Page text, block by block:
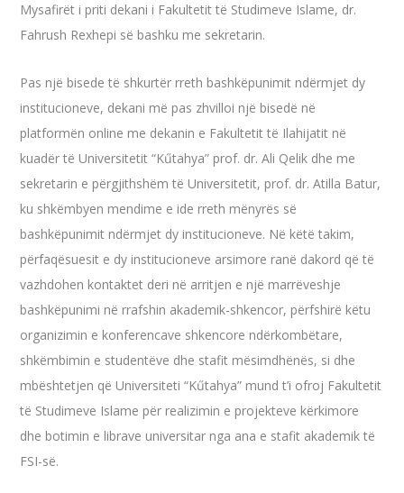
Mysafirët i priti dekani i Fakultetit të Studimeve Islame, dr.
Fahrush Rexhepi së bashku me sekretarin.
Pas një bisede të shkurtër rreth bashkëpunimit ndërmjet dy
institucioneve, dekani më pas zhvilloi një bisedë në
platformën online me dekanin e Fakultetit të Ilahijatit në
kuadër të Universitetit “Kűtahya” prof. dr. Ali Qelik dhe me
sekretarin e përgjithshëm të Universitetit, prof. dr. Atilla Batur,
ku shkëmbyen mendime e ide rreth mënyrës së
bashkëpunimit ndërmjet dy institucioneve. Në këtë takim,
përfaqësuesit e dy institucioneve arsimore ranë dakord që të
vazhdohen kontaktet deri në arritjen e një marrëveshje
bashkëpunimi në rrafshin akademik-shkencor, përfshirë këtu
organizimin e konferencave shkencore ndërkombëtare,
shkëmbimin e studentëve dhe stafit mësimdhënës, si dhe
mbështetjen që Universiteti “Kűtahya” mund t’i ofroj Fakultetit
të Studimeve Islame për realizimin e projekteve kërkimore
dhe botimin e librave universitar nga ana e stafit akademik të
FSI-së.